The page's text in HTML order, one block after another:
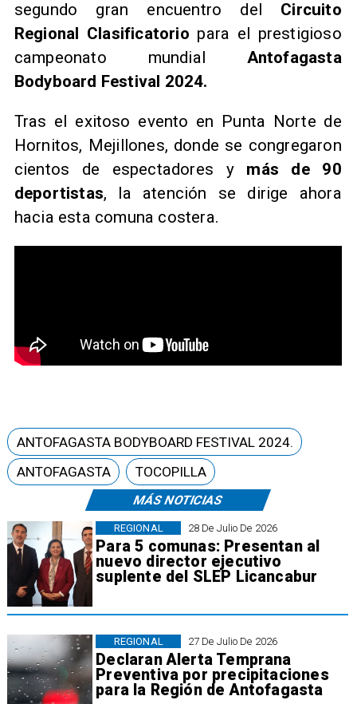
segundo gran encuentro del Circuito
Regional Clasificatorio para el prestigioso
campeonato mundial Antofagasta
Bodyboard Festival 2024.
Tras el exitoso evento en Punta Norte de
Hornitos, Mejillones, donde se congregaron
cientos de espectadores y más de
90
deportistas, la atención se dirige ahora
hacia esta comuna costera.
MÁS NOTICIAS
28 De Julio De 2026
Para 5 comunas: Presentan al
nuevo director ejecutivo
suplente del SLEP Licancabur
REGIONAL
27 De Julio De 2026
Declaran Alerta Temprana
Preventiva por precipitaciones
para la Región de Antofagasta
REGIONAL
ANTOFAGASTA BODYBOARD FESTIVAL 2024.
ANTOFAGASTA
TOCOPILLA